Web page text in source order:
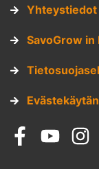
Yhteystiedot
SavoGrow in
Sosiaalinen